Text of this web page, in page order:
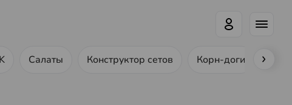
Салаты Конструктор сетов Корн-доги